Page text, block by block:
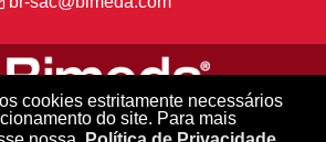
cookies estritamente necessários
do site. Para mais